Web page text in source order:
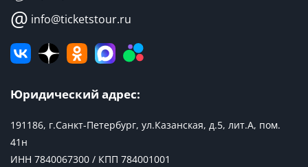
@ info@ticketstour.ru
Юридический адрес:
191186, г.Санкт-Петербург, ул.Казанская, д.5, лит.А, пом.
41н
ИНН 7840067300 / КПП 784001001